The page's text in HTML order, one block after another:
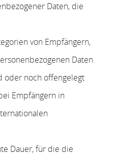
Daten, die
von Empfängern,
Daten
oder noch offengelegt
Empfängern in
Dauer, für die die